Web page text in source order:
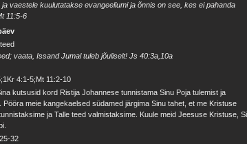
vaestele kuulutatakse evangeeliumi ja õnnis on see, kes ei pahanda
11:5-6
vaata, Issand Jumal tuleb jõuliselt! Js 40:3a,10a
4:1-5;Mt 11:2-10
kutsusid kord Ristija Johannese tunnistama Sinu Poja tulemist ja
Pööra meie kangekaelsed südamed järgima Sinu tahet, et me Kristuse
ja Talle teed valmistaksime. Kuule meid Jeesuse Kristuse,
32